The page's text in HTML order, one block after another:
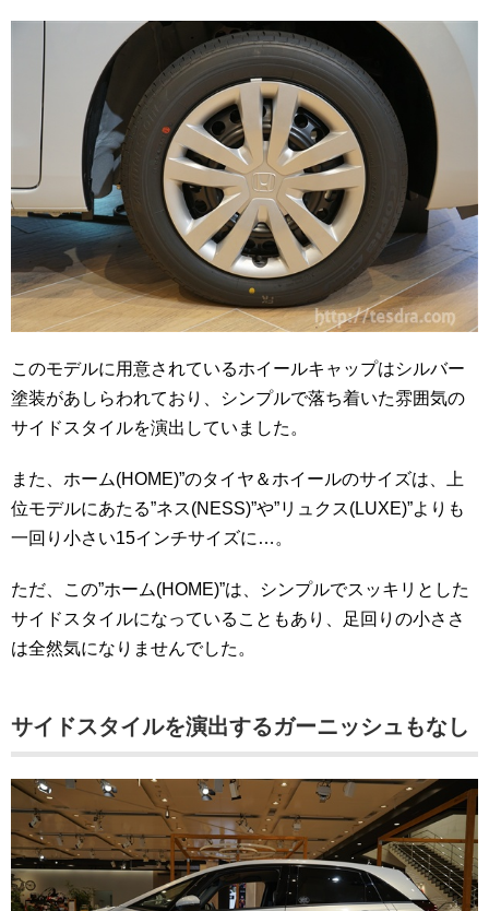
このモデルに用意されているホイールキャップはシルバー
塗装があしらわれており、シンプルで落ち着いた雰囲気の
サイドスタイルを演出していました。
また、ホーム(HOME)”のタイヤ＆ホイールのサイズは、上
位モデルにあたる”ネス(NESS)”や”リュクス(LUXE)”よりも
一回り小さい15インチサイズに…。
ただ、この”ホーム(HOME)”は、シンプルでスッキリとした
サイドスタイルになっていることもあり、足回りの小ささ
は全然気になりませんでした。
サイドスタイルを演出するガーニッシュもなし